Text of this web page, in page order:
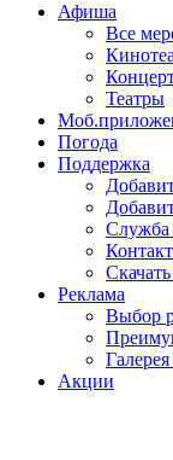
Афиша
Все
Театры
Погода
Поддержка
Служба
Реклама
Выбор
Акции